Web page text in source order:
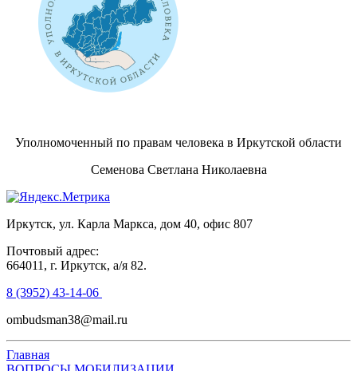
Уполномоченный по правам человека в Иркутской области
Семенова Светлана Николаевна
Иркутск, ул. Карла Маркса, дом 40, офис 807
Почтовый адрес:
664011, г. Иркутск, а/я 82.
8 (3952) 43-14-06
ombudsman38@mail.ru
Главная